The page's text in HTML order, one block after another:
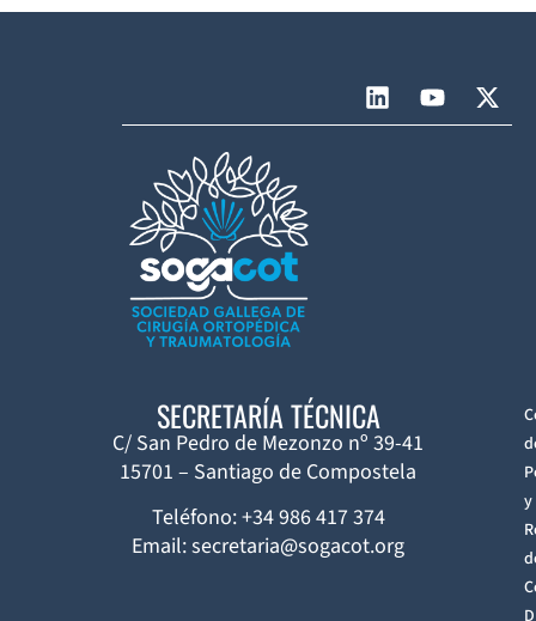
SECRETARÍA TÉCNICA
C/ San Pedro de Mezonzo nº 39-41
15701 – Santiago de Compostela
Teléfono: +34 986 417 374
Email: secretaria@sogacot.org
y